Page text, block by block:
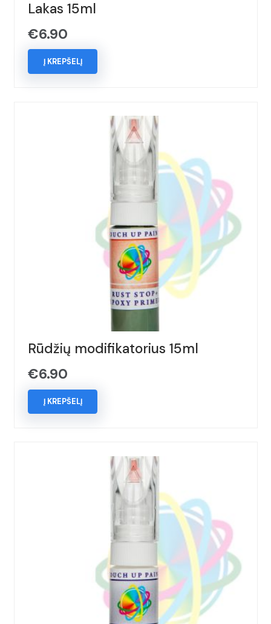
Lakas 15ml
€6.90
Į KREPŠELĮ
Rūdžių modifikatorius 15ml
€6.90
Į KREPŠELĮ